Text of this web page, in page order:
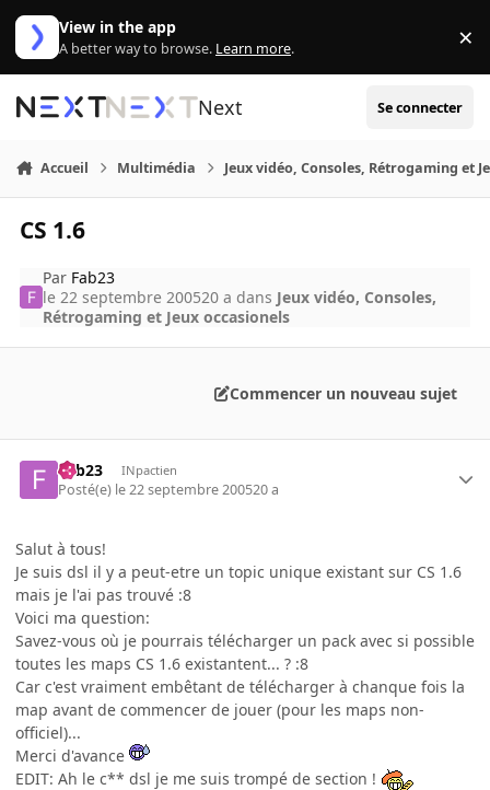
Aller au contenu
View in the app
A better way to browse. Learn more. ×
Next Se connecter
Accueil Multimédia Jeux vidéo, Consoles, Rétrogaming et
CS 1.6
Par Fab23
le 22 septembre 200520 a dans Jeux vidéo, Consoles,
Rétrogaming et Jeux occasionels
Commencer un nouveau sujet
Fab23 INpactien
Posté(e) le 22 septembre 200520 a
Salut à tous!
Je suis dsl il y a peut-etre un topic unique existant sur CS 1.6
mais je l'ai pas trouvé :8
Voici ma question:
Savez-vous où je pourrais télécharger un pack avec si possible
toutes les maps CS 1.6 existantent... ? :8
Car c'est vraiment embêtant de télécharger à chanque fois la
map avant de commencer de jouer (pour les maps non-
officiel)...
Merci d'avance
EDIT: Ah le c** dsl je me suis trompé de section !